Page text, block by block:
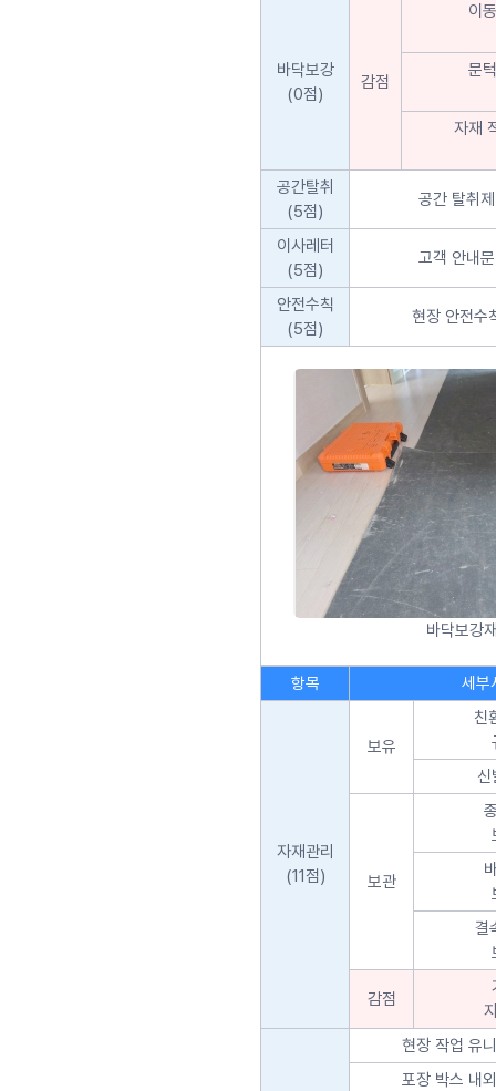
바닥보강
(0점)
감점
이
문
자재
공간탈취
(5점)
공간 탈취
이사레터
(5점)
고객 안내
안전수칙
(5점)
현장 안전수
바닥보강
항목 세부
자재관리
(11점)
보유
친
신
보관
결
감점
현장 작업 유
포장 박스 내